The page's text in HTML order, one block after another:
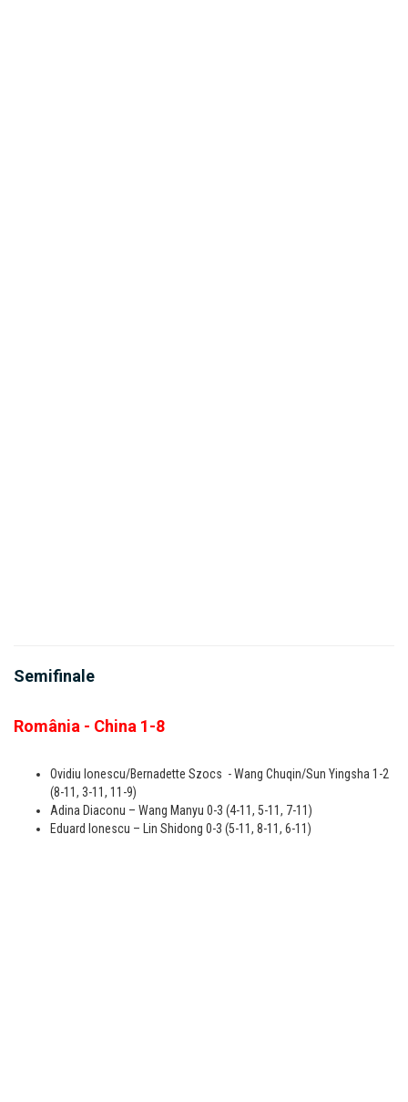
Semifinale
România - China 1-8
Ovidiu Ionescu/Bernadette Szocs - Wang Chuqin/Sun Yingsha 1-2
(8-11, 3-11, 11-9)
Adina Diaconu – Wang Manyu 0-3 (4-11, 5-11, 7-11)
Eduard Ionescu – Lin Shidong 0-3 (5-11, 8-11, 6-11)